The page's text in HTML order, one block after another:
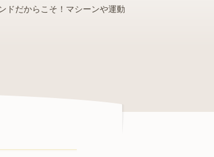
ドだからこそ！マシーンや運動